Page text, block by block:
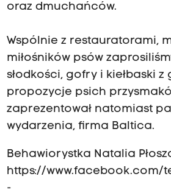
oraz dmuchańców.
Wspólnie z restauratorami,
miłośników psów
słodkości, gofry i kiełbaski z
propozycje psich
zaprezentował natomiast
wydarzenia, firma Baltica.
Behawiorystka Natalia
https://www.facebook.com/
-